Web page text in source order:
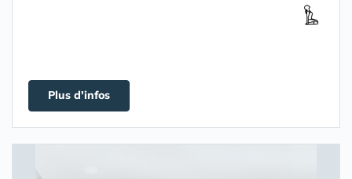
Plus d'infos